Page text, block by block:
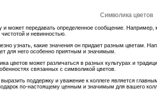
Символика цветов
и может передавать определенное сообщение.
и невинностью.
узнать, какие значения он придает разным цветам.
для него особенно приятным и значимым.
цветов может различаться в разных культурах и
связанных с символикой цветов.
поддержку и уважение к коллеге является
по-настоящему ценным и значимым для вашего